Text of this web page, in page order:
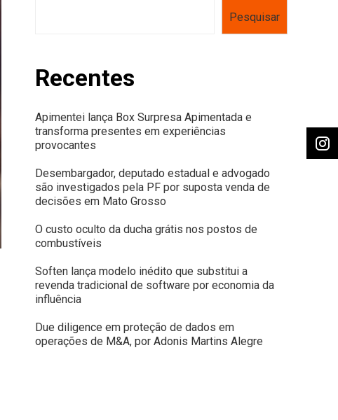
Pesquisar
Recentes
Apimentei lança Box Surpresa Apimentada e
transforma presentes em experiências
provocantes
Desembargador, deputado estadual e advogado
são investigados pela PF por suposta venda de
decisões em Mato Grosso
O custo oculto da ducha grátis nos postos de
combustíveis
Soften lança modelo inédito que substitui a
revenda tradicional de software por economia da
influência
Due diligence em proteção de dados em
operações de M&A, por Adonis Martins Alegre